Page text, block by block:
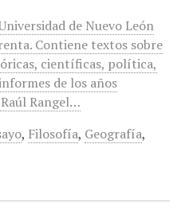
de Nuevo León
Contiene textos sobre
científicas, política,
de los años
Rangel…
, Filosofía, Geografía,